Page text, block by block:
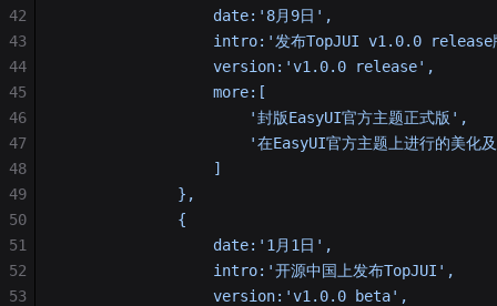
                 date:'8月9日',
intro:'发布TopJUI v1.0.0 release
                 version:'v1.0.0 release',
                 more:[
                     '封版EasyUI官方主题正式版',
'在EasyUI官方主题上进行的美化
                 ]
             },
             {
                 date:'1月1日',
                 intro:'开源中国上发布TopJUI',
                 version:'v1.0.0 beta',
42
43
44
45
46
47
48
49
50
51
52
53